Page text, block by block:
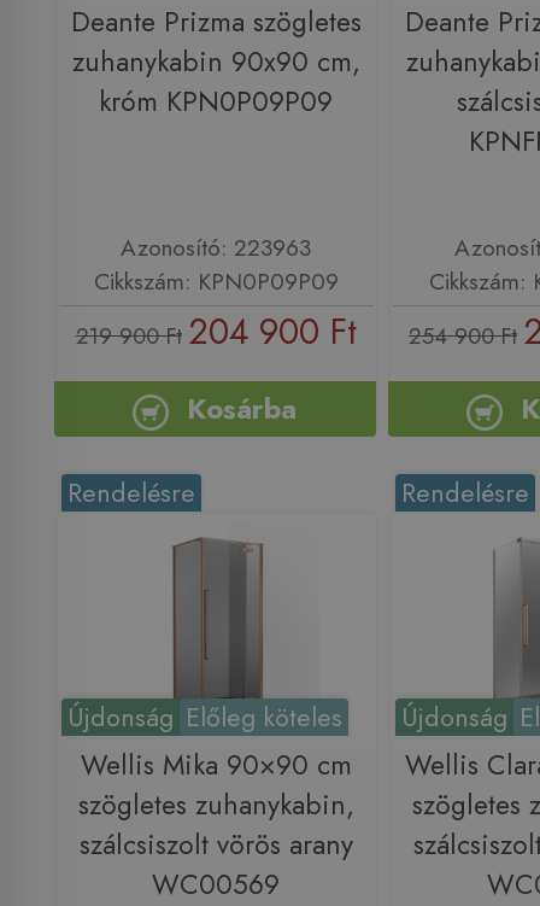
Deante Prizma szögletes
zuhanykabin 90x90 cm,
króm KPN0P09P09
Azonosító: 223963
Cikkszám: KPN0P09P09
219 900 Ft 204 900 Ft
Kosárba
Deante
Cikkszám:
254 900 Ft
Újdonság Előleg köteles
Rendelésre
Wellis Mika 90×90 cm
szögletes zuhanykabin,
szálcsiszolt vörös arany
WC00569
Újdonság
Rendelésre
Wellis
szögletes